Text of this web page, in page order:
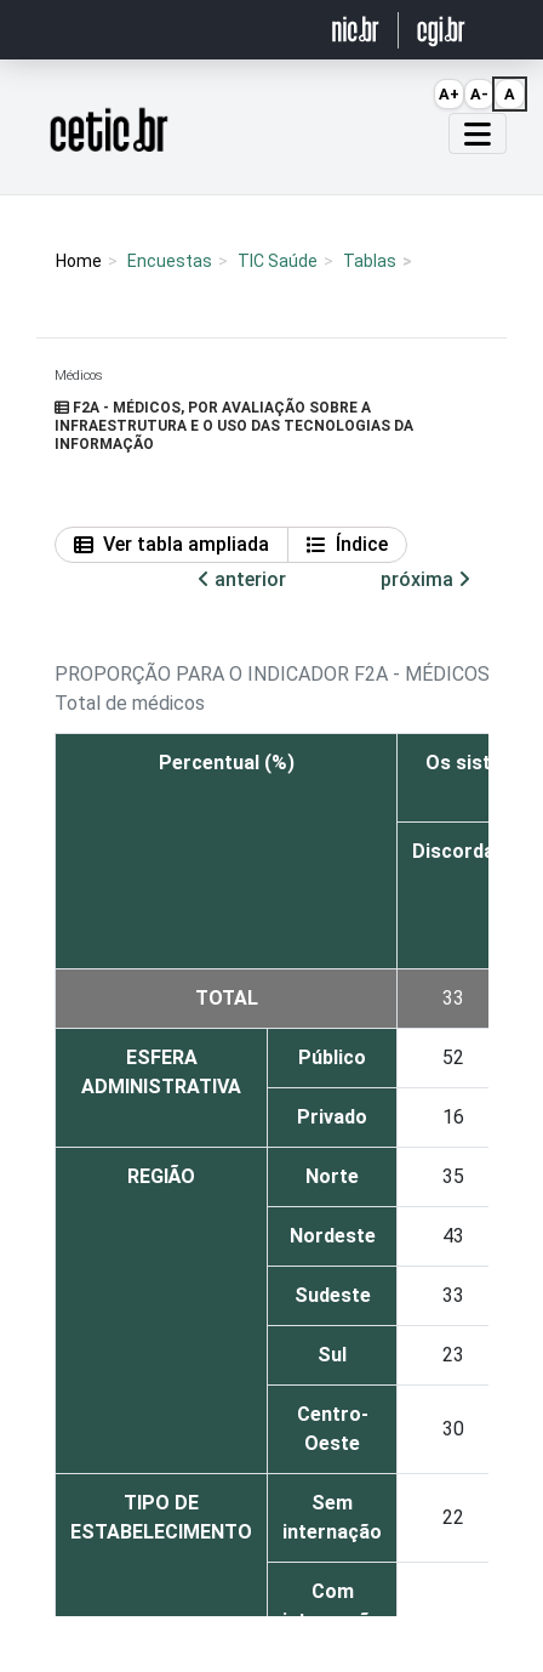
Página inicial
Home Encuestas TIC Saúde Tablas
Médicos
F2A - MÉDICOS, POR AVALIAÇÃO SOBRE A
INFRAESTRUTURA E O USO DAS TECNOLOGIAS DA
INFORMAÇÃO
Ver tabla ampliada
Índice
anterior
próxima
PROPORÇÃO PARA O INDICADOR F2A - MÉDICOS,
Total de médicos
Percentual (%) Os
Discorda
TOTAL 33
ESFERA
ADMINISTRATIVA
Público 52
Privado 16
REGIÃO Norte 35
Nordeste 43
Sudeste 33
Sul 23
Centro-
Oeste
30
TIPO DE
ESTABELECIMENTO
Sem
internação
22
Com
internação
A+ A- A